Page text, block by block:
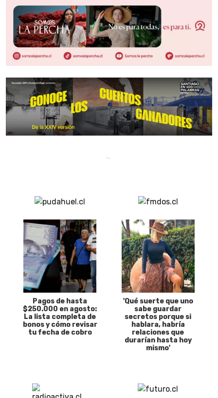
Pagos de hasta
$250.000 en agosto:
La lista completa de
bonos y cómo revisar
tu fecha de cobro
'Qué suerte que uno
sabe guardar
secretos porque si
hablara, habría
relaciones que
durarían hasta hoy
mismo'